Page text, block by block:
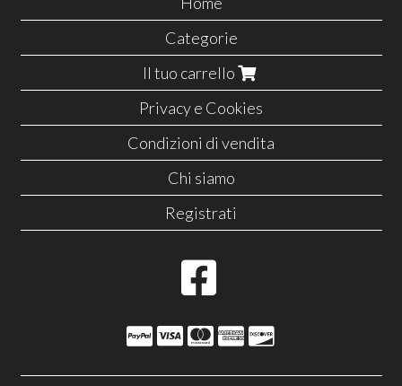
Categorie
Il tuo carrello
Privacy e Cookies
Condizioni di vendita
Chi siamo
Registrati